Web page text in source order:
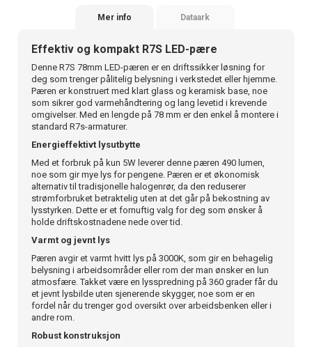
Mer info Dataark
Effektiv og kompakt R7S LED-pære
Denne R7S 78mm LED-pæren er en driftssikker løsning for
deg som trenger pålitelig belysning i verkstedet eller hjemme.
Pæren er konstruert med klart glass og keramisk base, noe
som sikrer god varmehåndtering og lang levetid i krevende
omgivelser. Med en lengde på 78 mm er den enkel å montere i
standard R7s-armaturer.
Energieffektivt lysutbytte
Med et forbruk på kun 5W leverer denne pæren 490 lumen,
noe som gir mye lys for pengene. Pæren er et økonomisk
alternativ til tradisjonelle halogenrør, da den reduserer
strømforbruket betraktelig uten at det går på bekostning av
lysstyrken. Dette er et fornuftig valg for deg som ønsker å
holde driftskostnadene nede over tid.
Varmt og jevnt lys
Pæren avgir et varmt hvitt lys på 3000K, som gir en behagelig
belysning i arbeidsområder eller rom der man ønsker en lun
atmosfære. Takket være en lysspredning på 360 grader får du
et jevnt lysbilde uten sjenerende skygger, noe som er en
fordel når du trenger god oversikt over arbeidsbenken eller i
andre rom.
Robust konstruksjon